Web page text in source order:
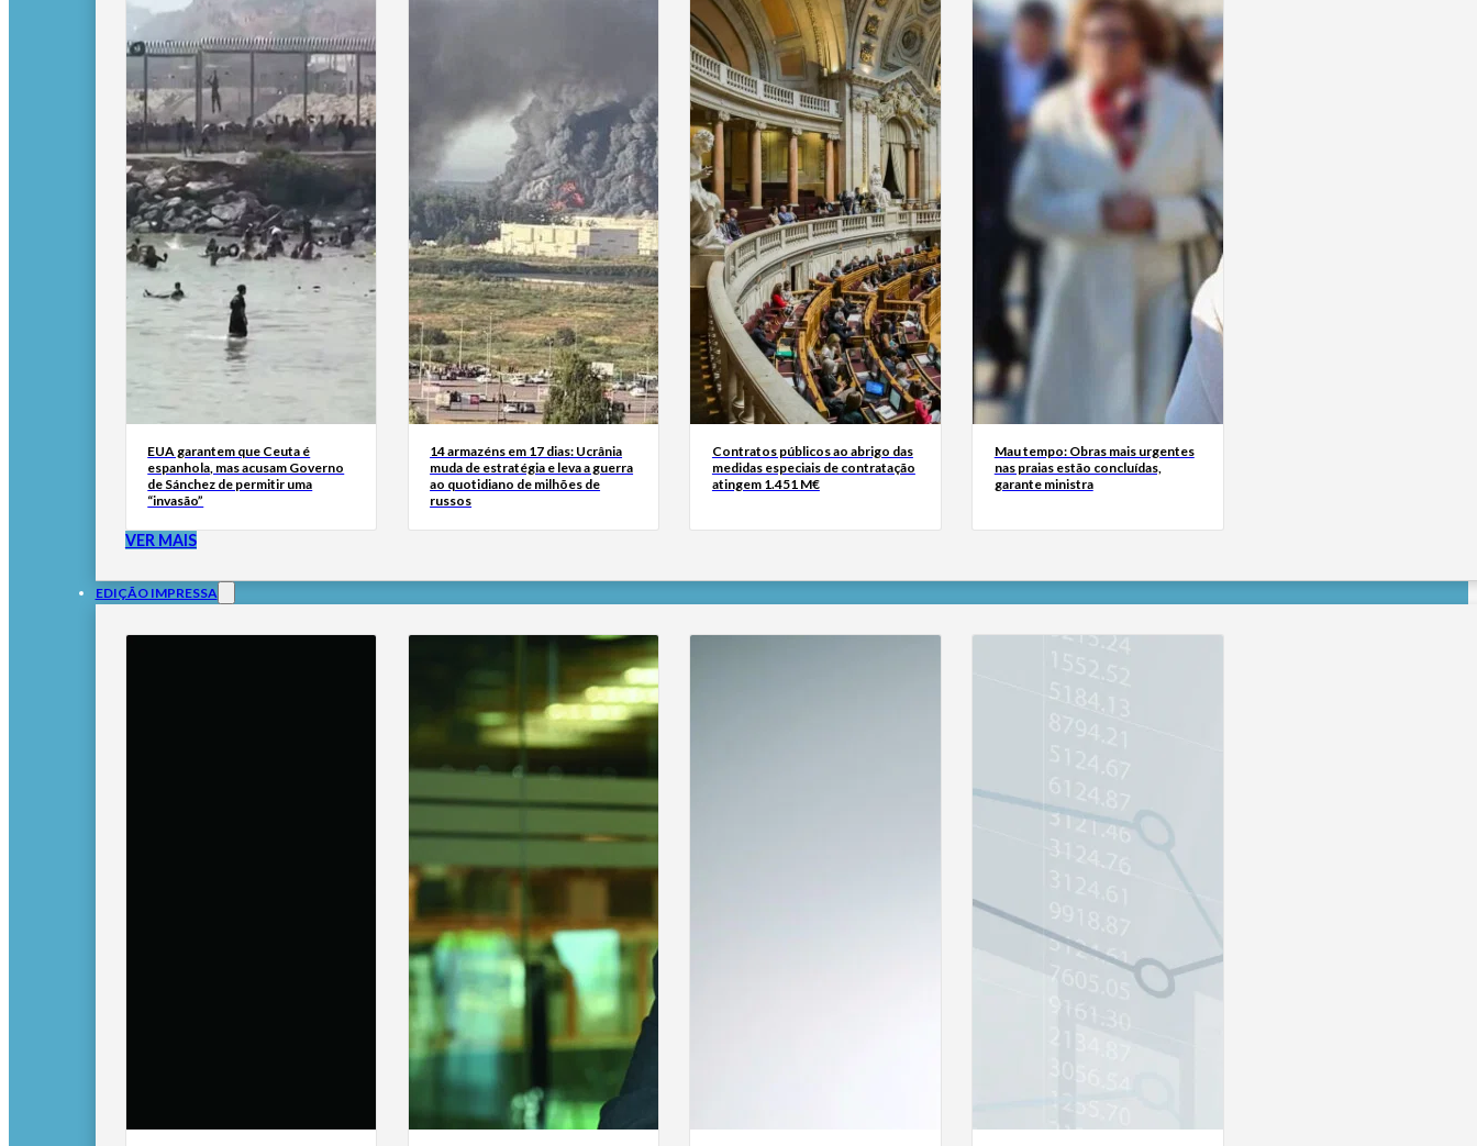
EUA garantem que Ceuta é
espanhola, mas acusam Governo
de Sánchez de permitir uma
“invasão”
14 armazéns em 17 dias: Ucrânia
muda de estratégia e leva a guerra
ao quotidiano de milhões de
russos
Contratos públicos ao abrigo das
medidas especiais de contratação
atingem 1.451 M€
Mau tempo: Obras mais urgentes
nas praias estão concluídas,
garante ministra
VER MAIS
EDIÇÃO IMPRESSA